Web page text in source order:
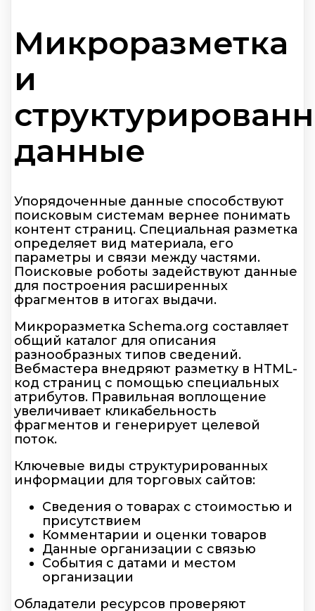
Микроразметка
и
данные
Упорядоченные данные способствуют
поисковым системам вернее понимать
контент страниц. Специальная разметка
определяет вид материала, его
параметры и связи между частями.
Поисковые роботы задействуют данные
для построения расширенных
фрагментов в итогах выдачи.
Микроразметка Schema.org составляет
общий каталог для описания
разнообразных типов сведений.
Вебмастера внедряют разметку в HTML-
код страниц с помощью специальных
атрибутов. Правильная воплощение
увеличивает кликабельность
фрагментов и генерирует целевой
поток.
Ключевые виды структурированных
информации для торговых сайтов:
Сведения о товарах с стоимостью и
присутствием
Комментарии и оценки товаров
Данные организации с связью
События с датами и местом
организации
Обладатели ресурсов проверяют